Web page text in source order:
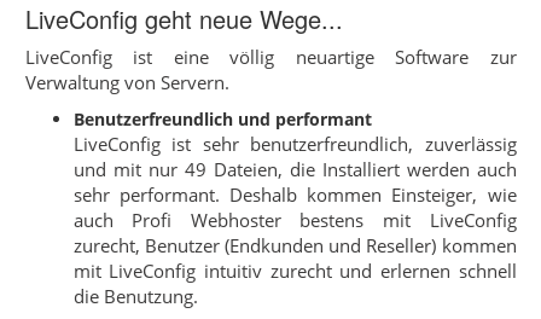
LiveConfig geht neue Wege...
LiveConfig ist eine völlig neuartige Software zur
Verwaltung von Servern.
Benutzerfreundlich und performant
LiveConfig ist sehr benutzerfreundlich, zuverlässig
und mit nur 49 Dateien, die Installiert werden auch
sehr performant. Deshalb kommen Einsteiger, wie
auch Profi Webhoster bestens mit LiveConfig
zurecht, Benutzer (Endkunden und Reseller) kommen
mit LiveConfig intuitiv zurecht und erlernen schnell
die Benutzung.